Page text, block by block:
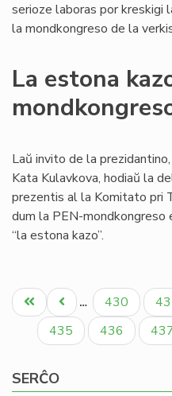
serioze laboras por kreskigi
la mondkongreso de la
La estona
Laŭ invito de la prezidantino,
Kata Kulavkova, hodiaŭ la
prezentis al la Komitato pri
dum la PEN-mondkongreso
“la estona kazo”.
Pagination
Unua
paĝo
Antaŭa
paĝo
… Paĝo
430
Paĝo
435 Paĝo
436
SERĈO